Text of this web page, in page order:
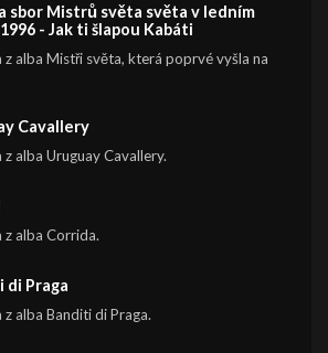
sbor Mistrů světa světa v ledním
- Jak ti šlapou Kabáti
z alba Mistři světa, která poprvé vyšla na
Cavallery
z alba Uruguay Cavallery.
z alba Corrida.
di Praga
z alba Banditi di Praga.